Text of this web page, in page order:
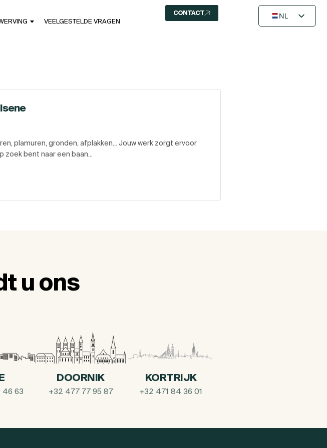
VEELGESTELDE VRAGEN
CONTACT
NL
plamuren, gronden, afplakken... Jouw werk zorgt ervoor
bent naar een baan...
u ons
46 63
DOORNIK
+32 477 77 95 87
KORTRIJK
+32 471 84 36 01